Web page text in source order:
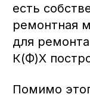
есть
ремонтная
для
К(Ф)Х
Помимо